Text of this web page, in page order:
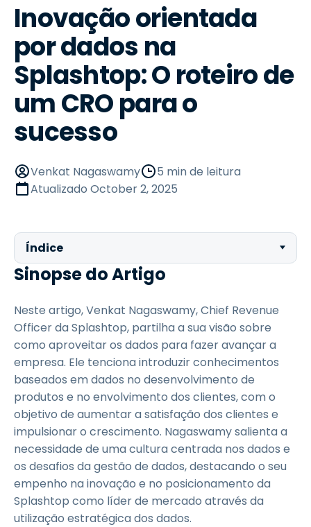
Inovação orientada
por dados na
Splashtop: O roteiro de
um CRO para o
sucesso
Venkat Nagaswamy
5 min de leitura
Atualizado October 2, 2025
Índice
Sinopse do Artigo
Neste artigo, Venkat Nagaswamy, Chief Revenue
Officer da Splashtop, partilha a sua visão sobre
como aproveitar os dados para fazer avançar a
empresa. Ele tenciona introduzir conhecimentos
baseados em dados no desenvolvimento de
produtos e no envolvimento dos clientes, com o
objetivo de aumentar a satisfação dos clientes e
impulsionar o crescimento. Nagaswamy salienta a
necessidade de uma cultura centrada nos dados e
os desafios da gestão de dados, destacando o seu
empenho na inovação e no posicionamento da
Splashtop como líder de mercado através da
utilização estratégica dos dados.